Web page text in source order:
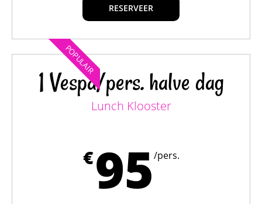
RESERVEER
POPULAIR
1 Vespa/pers. halve dag
Lunch Klooster
€95/pers.